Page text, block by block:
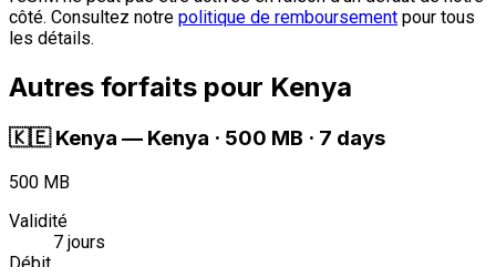
côté. Consultez notre politique de remboursement pour tous
les détails.
Autres forfaits pour Kenya
🇰🇪 Kenya — Kenya · 500 MB · 7 days
500 MB
Validité
7 jours
Débit